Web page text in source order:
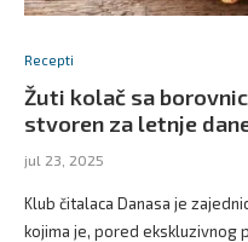
Recepti
Žuti kolač sa
stvoren za letnje
jul 23, 2025
Klub čitalaca Danasa je
kojima je, pored ekskluzivnog